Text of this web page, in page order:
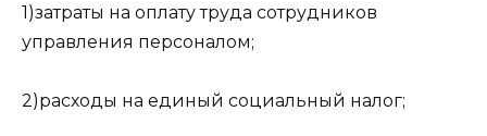
1)затраты на оплату труда сотрудников
управления персоналом;
2)расходы на единый социальный налог;